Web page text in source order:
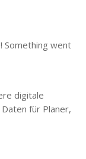
Something went
digitale
für Planer,